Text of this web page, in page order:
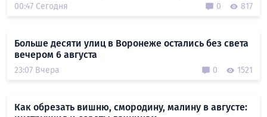
00:47 Сегодня 0 817
Больше десяти улиц в Воронеже остались без света
вечером 6 августа
23:07 Вчера 0 1521
Как обрезать вишню, смородину, малину в августе: